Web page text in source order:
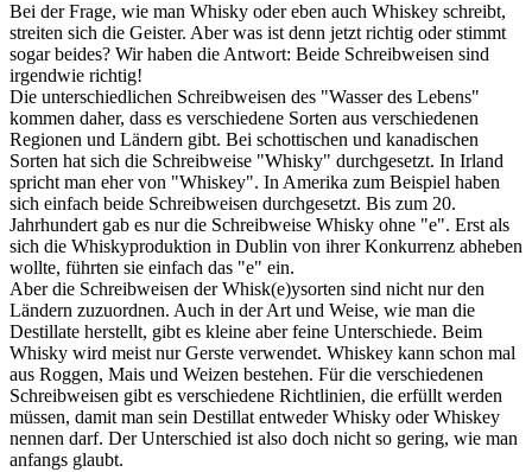
Bei der Frage, wie man Whisky oder eben auch Whiskey schreibt,
streiten sich die Geister. Aber was ist denn jetzt richtig oder stimmt
sogar beides? Wir haben die Antwort: Beide Schreibweisen sind
irgendwie richtig!
Die unterschiedlichen Schreibweisen des "Wasser des Lebens"
kommen daher, dass es verschiedene Sorten aus verschiedenen
Regionen und Ländern gibt. Bei schottischen und kanadischen
Sorten hat sich die Schreibweise "Whisky" durchgesetzt. In Irland
spricht man eher von "Whiskey". In Amerika zum Beispiel haben
sich einfach beide Schreibweisen durchgesetzt. Bis zum 20.
Jahrhundert gab es nur die Schreibweise Whisky ohne "e". Erst als
sich die Whiskyproduktion in Dublin von ihrer Konkurrenz abheben
wollte, führten sie einfach das "e" ein.
Aber die Schreibweisen der Whisk(e)ysorten sind nicht nur den
Ländern zuzuordnen. Auch in der Art und Weise, wie man die
Destillate herstellt, gibt es kleine aber feine Unterschiede. Beim
Whisky wird meist nur Gerste verwendet. Whiskey kann schon mal
aus Roggen, Mais und Weizen bestehen. Für die verschiedenen
Schreibweisen gibt es verschiedene Richtlinien, die erfüllt werden
müssen, damit man sein Destillat entweder Whisky oder Whiskey
nennen darf. Der Unterschied ist also doch nicht so gering, wie man
anfangs glaubt.